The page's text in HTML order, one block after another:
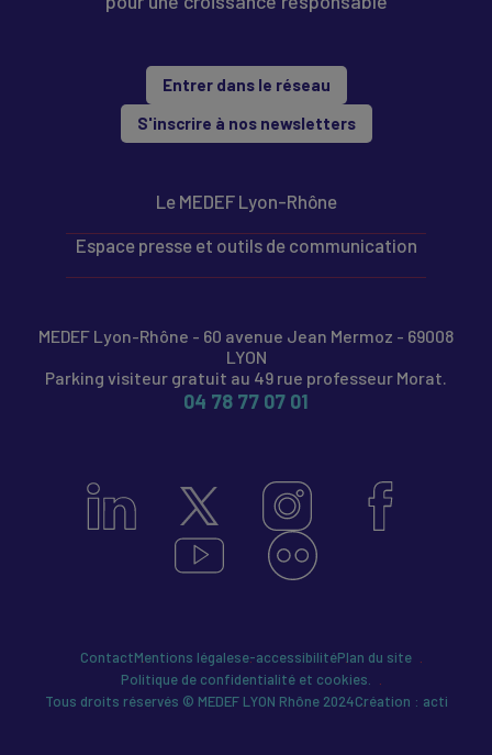
Entrer dans le réseau
S'inscrire à nos newsletters
Le MEDEF Lyon-Rhône
Espace presse et outils de communication
MEDEF Lyon-Rhône - 60 avenue Jean Mermoz - 69008
LYON
Parking visiteur gratuit au 49 rue professeur Morat.
04 78 77 07 01
ContactMentions légalese-accessibilitéPlan du site
Politique de confidentialité et cookies.
Tous droits réservés © MEDEF LYON Rhône 2024Création : acti